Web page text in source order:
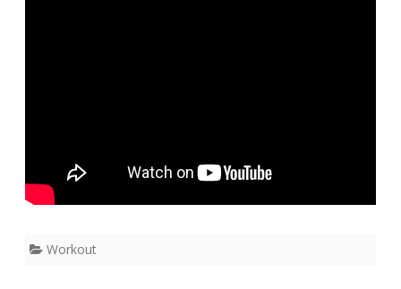
Workout